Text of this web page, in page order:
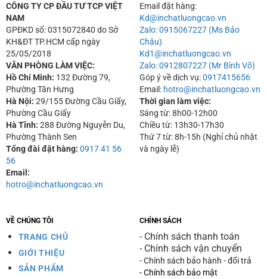
CÔNG TY CP ĐẦU TƯ TCP VIỆT
NAM
GPĐKD số: 0315072840 do Sở
KH&ĐT TP.HCM cấp ngày
25/05/2018
VĂN PHÒNG LÀM VIỆC:
Hồ Chí Minh: 132 Đường 79,
Phường Tân Hưng
Hà Nội: 29/155 Đường Cầu Giấy,
Phường Cầu Giấy
Hà Tĩnh: 288 Đường Nguyễn Du,
Phường Thành Sen
Tổng đài đặt hàng: 0917 41 56
56
Email:
hotro@inchatluongcao.vn
Email đặt hàng:
Kd@inchatluongcao.vn
Zalo: 0915067227 (Ms Bảo
Châu)
Kd1@inchatluongcao.vn
Zalo: 0912807227 (Mr Bình Võ)
Góp ý về dịch vụ:0917415656
Email: hotro@inchatluongcao.vn
Thời gian làm việc:
Sáng từ: 8h00-12h00
Chiều từ: 13h30-17h30
Thứ 7 từ: 8h-15h (Nghỉ chủ nhật
và ngày lễ)
VỀ CHÚNG TÔI
TRANG CHỦ
GIỚI THIỆU
SẢN PHẨM
CHÍNH SÁCH
- Chính sách thanh toán
- Chính sách vận chuyển
- Chính sách bảo hành - đổi trả
- Chính sách bảo mật